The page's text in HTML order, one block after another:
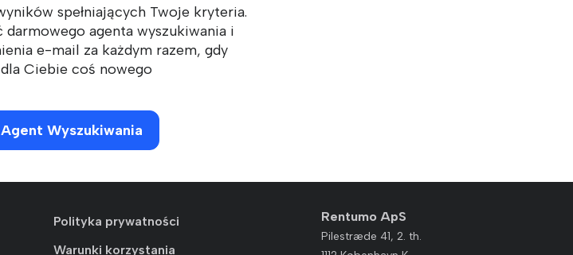
spełniających Twoje kryteria.
agenta wyszukiwania i
e-mail za każdym razem, gdy
Ciebie coś nowego
Wyszukiwania
Polityka prywatności
Warunki korzystania
Rentumo ApS
Pilestræde 41, 2. th.